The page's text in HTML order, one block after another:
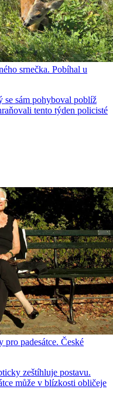
srnečka. Pobíhal u
se sám pohyboval poblíž
tento týden policisté
pro padesátce. České
zeštíhluje postavu.
může v blízkosti obličeje